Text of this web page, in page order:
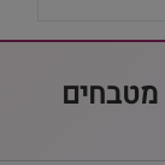
מטבחים